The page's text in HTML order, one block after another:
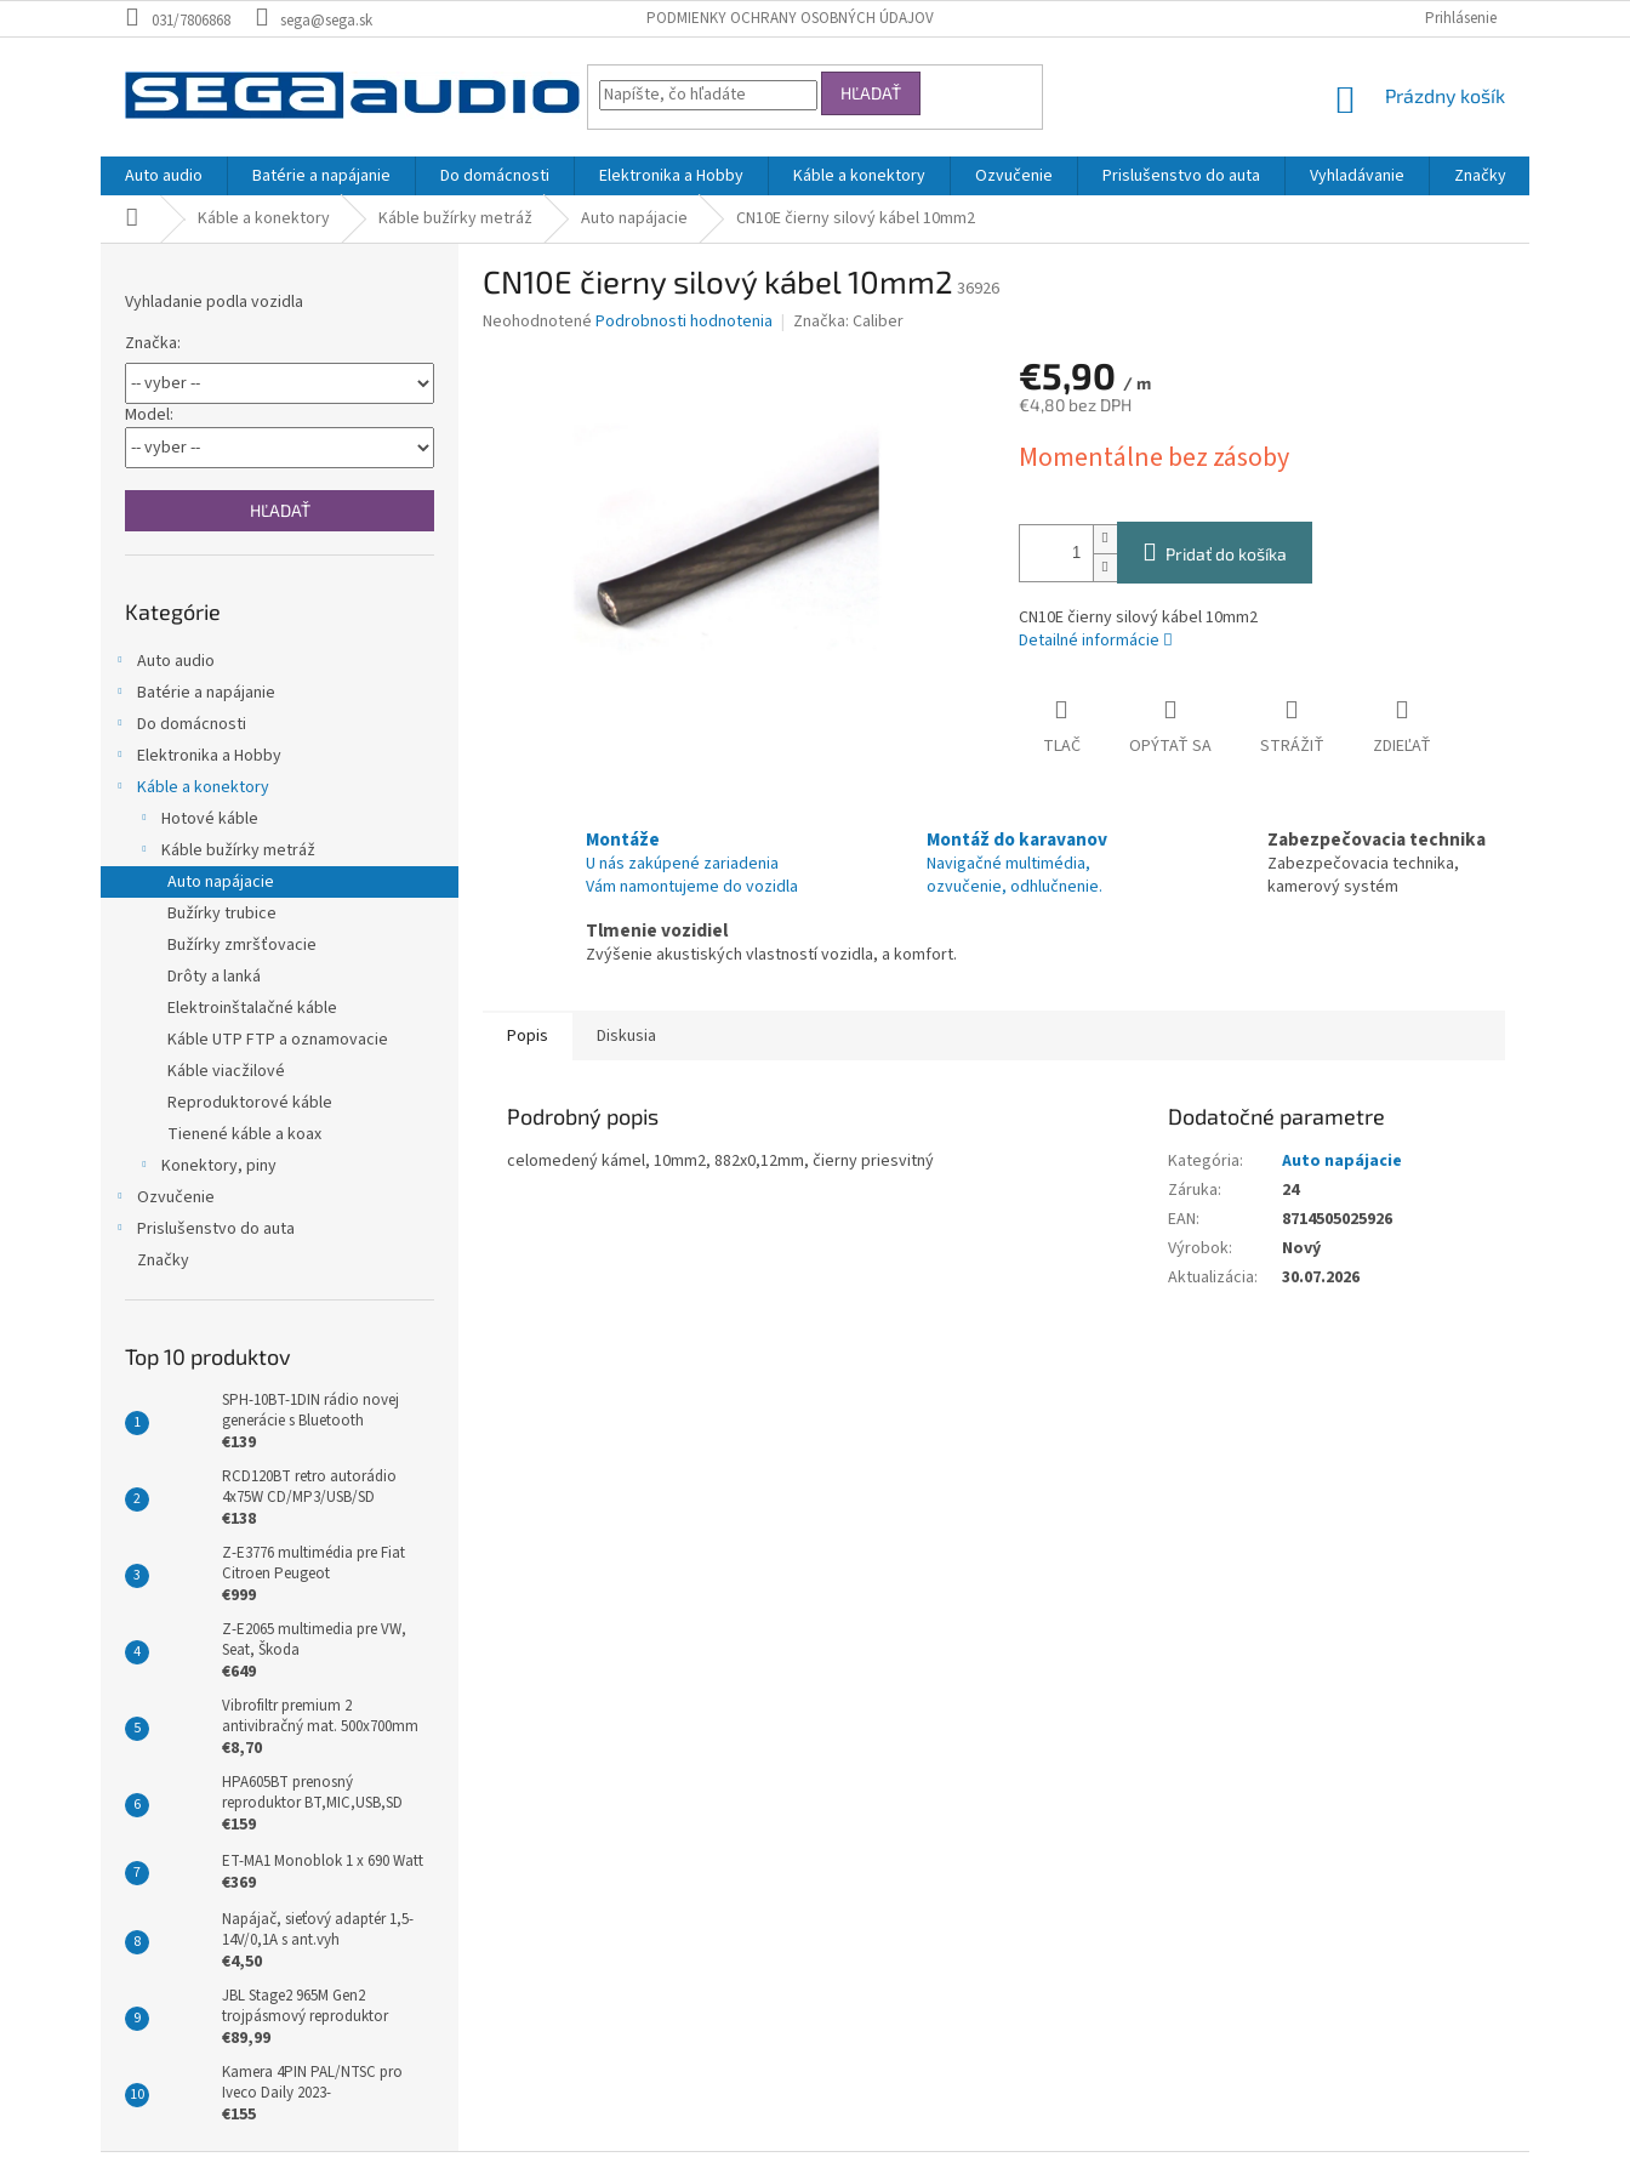
na
031/7806868 sega@sega.sk PODMIENKY OCHRANY OSOBNÝCH ÚDAJOV Prihlásenie
HĽADAŤ
NÁKUPNÝ
Prázdny košík
Auto audio Batérie a napájanie Do domácnosti Elektronika a Hobby Káble a konektory Ozvučenie Prislušenstvo do auta Vyhladávanie
Značky
DomovKáble a konektory Káble bužírky metráž Auto napájacie CN10E čierny silový kábel 10mm2
Vyhladanie podla vozidla
Značka:
Model:
HĽADAŤ
kategórie
Kategórie
Auto audio
Batérie a napájanie
Do domácnosti
Elektronika a Hobby
Káble a konektory
Hotové káble
Káble bužírky metráž
Auto napájacie
Bužírky trubice
Bužírky zmršťovacie
Drôty a lanká
Elektroinštalačné káble
Káble UTP FTP a oznamovacie
Káble viacžilové
Reproduktorové káble
Tienené káble a koax
Konektory, piny
Ozvučenie
Prislušenstvo do auta
Značky
Top 10 produktov
SPH-10BT-1DIN rádio novej
generácie s Bluetooth
€139
RCD120BT retro autorádio
4x75W CD/MP3/USB/SD
€138
Z-E3776 multimédia pre Fiat
Citroen Peugeot
€999
Z-E2065 multimedia pre VW,
Seat, Škoda
€649
Vibrofiltr premium 2
antivibračný mat. 500x700mm
€8,70
HPA605BT prenosný
reproduktor BT,MIC,USB,SD
€159
ET-MA1 Monoblok 1 x 690 Watt
€369
Napájač, sieťový adaptér 1,5-
14V/0,1A s ant.vyh
€4,50
JBL Stage2 965M Gen2
trojpásmový reproduktor
€89,99
Kamera 4PIN PAL/NTSC pro
Iveco Daily 2023-
€155
CN10E čierny silový kábel 10mm2 36926
Priemerné
Neohodnotené Podrobnosti hodnotenia Značka: Caliber
€5,90 / m
€4,80 bez DPH
cena:
Momentálne bez zásoby
Pridať do košíka
CN10E čierny silový kábel 10mm2
Detailné informácie
TLAČ OPÝTAŤ SA STRÁŽIŤ ZDIEĽAŤ
Montáže
U nás zakúpené zariadenia
Vám namontujeme do vozidla
Montáž do karavanov
Navigačné multimédia,
ozvučenie, odhlučnenie.
Zabezpečovacia technika
Zabezpečovacia technika,
kamerový systém
Tlmenie vozidiel
Zvýšenie akustiských vlastností vozidla, a komfort.
Popis Diskusia
Podrobný popis
celomedený kámel, 10mm2, 882x0,12mm, čierny priesvitný
Dodatočné parametre
Kategória:
Auto napájacie
Záruka:
24
EAN:
8714505025926
Výrobok:
Nový
Aktualizácia: 30.07.2026